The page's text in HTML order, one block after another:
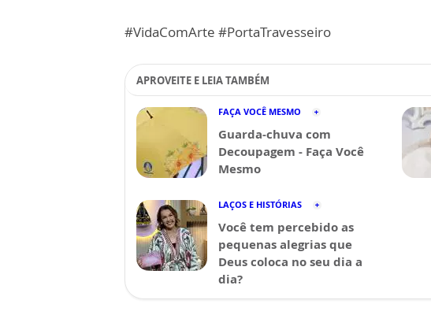
#VidaComArte #PortaTravesseiro
APROVEITE E LEIA TAMBÉM
FAÇA VOCÊ MESMO
Guarda-chuva com
Decoupagem - Faça Você
Mesmo
LAÇOS E HISTÓRIAS
Você tem percebido as
pequenas alegrias que
Deus coloca no seu dia a
dia?